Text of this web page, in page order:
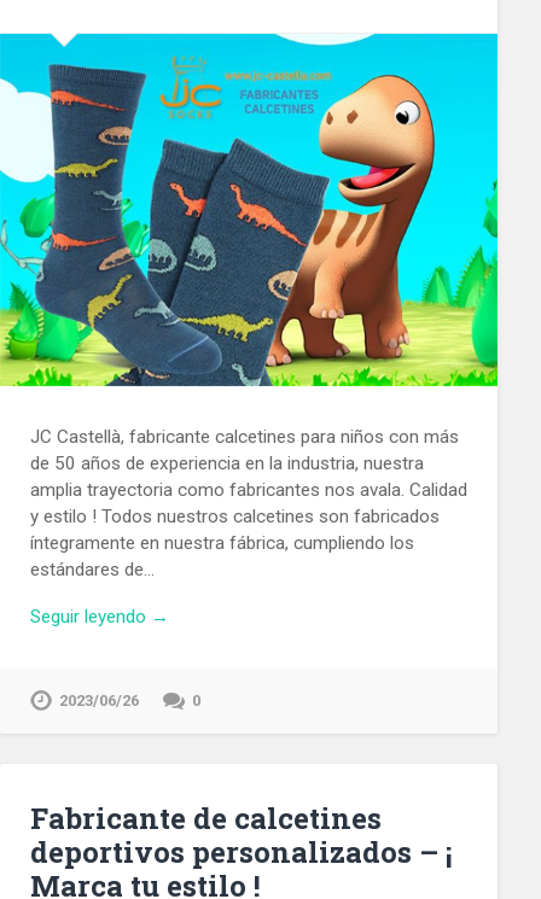
JC Castellà, fabricante calcetines para niños con más
de 50 años de experiencia en la industria, nuestra
amplia trayectoria como fabricantes nos avala. Calidad
y estilo ! Todos nuestros calcetines son fabricados
íntegramente en nuestra fábrica, cumpliendo los
estándares de…
Seguir leyendo →
2023/06/26 0
Fabricante de calcetines
deportivos personalizados – ¡
Marca tu estilo !